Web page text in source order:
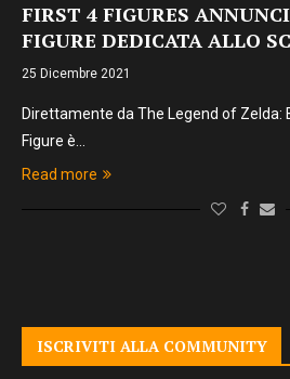
FIRST 4 FIGURES
FIGURE DEDICATA ALLO
25 Dicembre 2021
Direttamente da The Legend of Zelda:
Figure è…
Read more
ISCRIVITI ALLA COMMUNITY